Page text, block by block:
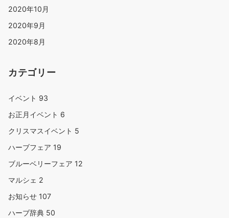
2020年10月
2020年9月
2020年8月
カテゴリー
イベント 93
お正月イベント 6
クリスマスイベント 5
ハーブフェア 19
ブルーベリーフェア 12
マルシェ 2
お知らせ 107
ハーブ辞典 50